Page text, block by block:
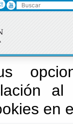
en
Buscar